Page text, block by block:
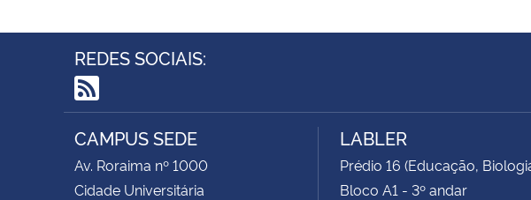
REDES SOCIAIS:
RSS
CAMPUS SEDE
Av. Roraima nº 1000
Cidade Universitária
LABLER
Prédio 16 (Educação,
Bloco A1 - 3º andar